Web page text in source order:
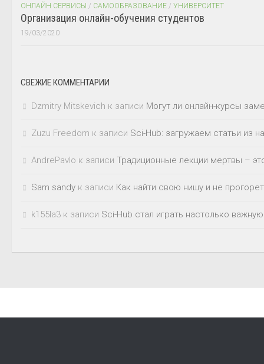
ОНЛАЙН СЕРВИСЫ / САМООБРАЗОВАНИЕ / УНИВЕРСИТЕТ
Организация онлайн-обучения студентов
19/03/2020
СВЕЖИЕ КОММЕНТАРИИ
Dzmitry Mitskevich к записи Могут ли онлайн-курсы
Zuzu Freedom к записи Sci-Hub: загружаем статьи из
AndrePavlo к записи Традиционные лекции мертвы –
Sam sandy к записи Как найти свою нишу и не
k155la3 к записи Sci-Hub стал играть настолько